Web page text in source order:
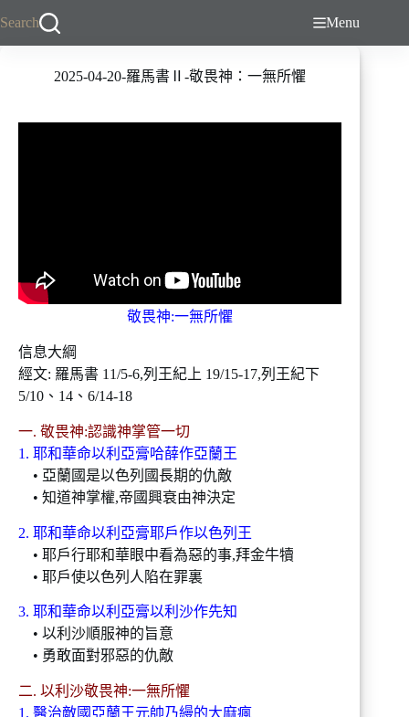
Search Menu
2025-04-20-羅馬書Ⅱ-敬畏神：一無所懼
敬畏神:一無所懼
信息大綱
經文: 羅馬書 11/5-6,列王紀上 19/15-17,列王紀下
5/10、14、6/14-18
一. 敬畏神:認識神掌管一切
1. 耶和華命以利亞膏哈薛作亞蘭王
• 亞蘭國是以色列國長期的仇敵
• 知道神掌權,帝國興衰由神決定
2. 耶和華命以利亞膏耶戶作以色列王
• 耶戶行耶和華眼中看為惡的事,拜金牛犢
• 耶戶使以色列人陷在罪裏
3. 耶和華命以利亞膏以利沙作先知
• 以利沙順服神的旨意
• 勇敢面對邪惡的仇敵
二. 以利沙敬畏神:一無所懼
1. 醫治敵國亞蘭王元帥乃縵的大麻瘋